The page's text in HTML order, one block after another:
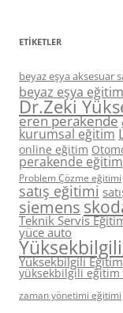
ETIKETLER
beyaz eşya aksesuar
beyaz eşya eğitim
Dr.Zeki
eren perakende
kurumsal eğitim
online eğitim
perakende eğitim
Problem Çözme eğitimi
satış eğitimi
siemens
Teknik Servis
yüce auto
Yüksekbilgili
yüksekbilgili eğitim
zaman yönetimi eğitimi